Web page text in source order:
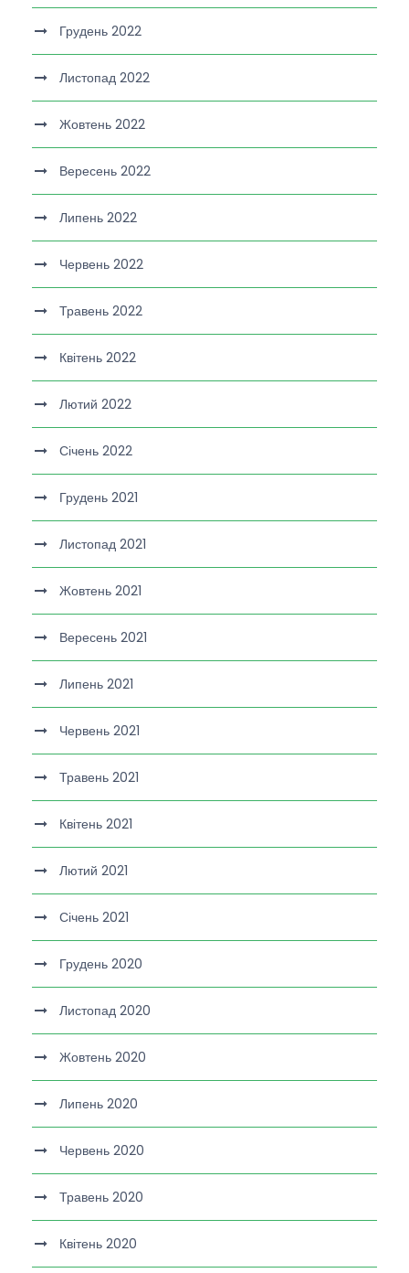
Грудень 2022
Листопад 2022
Жовтень 2022
Вересень 2022
Липень 2022
Червень 2022
Травень 2022
Квітень 2022
Лютий 2022
Січень 2022
Грудень 2021
Листопад 2021
Жовтень 2021
Вересень 2021
Липень 2021
Червень 2021
Травень 2021
Квітень 2021
Лютий 2021
Січень 2021
Грудень 2020
Листопад 2020
Жовтень 2020
Липень 2020
Червень 2020
Травень 2020
Квітень 2020